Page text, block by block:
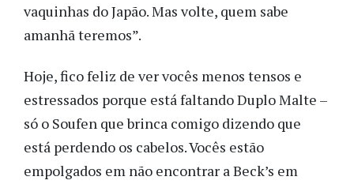
vaquinhas do Japão. Mas volte, quem sabe
amanhã teremos”.
Hoje, fico feliz de ver vocês menos tensos e
estressados porque está faltando Duplo Malte –
só o Soufen que brinca comigo dizendo que
está perdendo os cabelos. Vocês estão
empolgados em não encontrar a Beck’s em